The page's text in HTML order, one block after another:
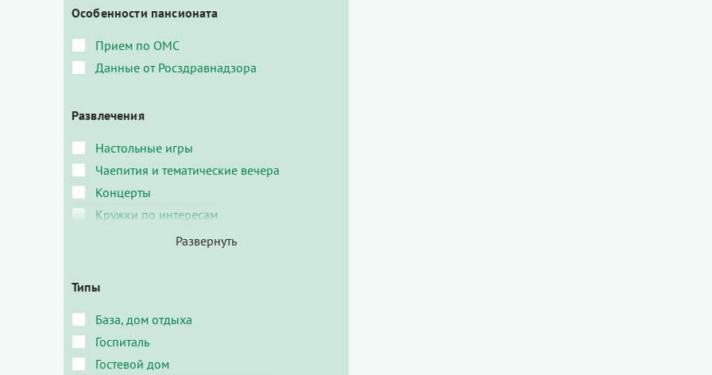
Особенности пансионата
Прием по ОМС
Данные от Росздравнадзора
Развлечения
Настольные игры
Чаепития и тематические вечера
Концерты
Кружки по интересам
Типы
База, дом отдыха
Госпиталь
Гостевой дом